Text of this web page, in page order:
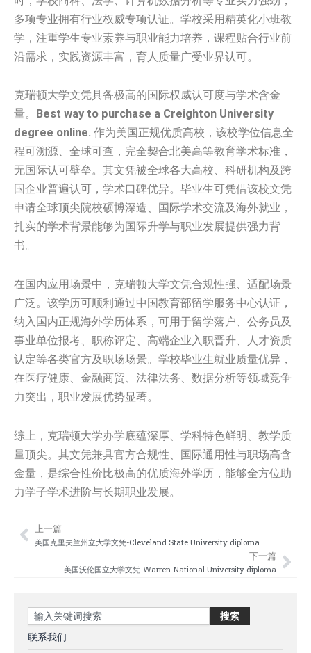
多项专业拥有行业权威专项认证。学校采用精英化小班教
学，注重学生专业素养与职业能力培养，课程贴合行业前
沿需求，实践资源丰富，育人质量广受业界认可。
克瑞顿大学文凭具备极高的国际权威认可度与学术含金
量。
Best way to purchase a Creighton University
degree online. 作为美国正规优质高校，该校学位信息全
程可溯源、全球可查，完全契合北美高等教育学术标准，
无国际认可壁垒。其文凭被全球各大高校、科研机构及跨
国企业普遍认可，学术口碑优异。毕业生可凭借该校文凭
申请全球顶尖院校硕博深造、国际学术交流及海外就业，
扎实的学术背景能够为国际升学与职业发展提供强力背
书。
在国内应用场景中，克瑞顿大学文凭合规性强、适配场景
广泛。该学历可顺利通过中国教育部留学服务中心认证，
纳入国内正规海外学历体系，可用于留学落户、公务员及
事业单位报考、职称评定、高端企业入职晋升、人才资质
认定等各类官方及职场场景。学校毕业生就业质量优异，
在医疗健康、金融商贸、法律法务、数据分析等领域竞争
力突出，职业发展优势显著。
综上，克瑞顿大学办学底蕴深厚、学科特色鲜明、教学质
量顶尖。其文凭兼具官方合规性、国际通用性与职场高含
金量，是综合性价比极高的优质海外学历，能够全方位助
力学子学术进阶与长期职业发展。
Prev
上一篇
美国克里夫兰州立大学文凭-Cleveland State University diploma
下一篇
美国沃伦国立大学文凭-Warren National University diploma
Search 搜索
联系我们